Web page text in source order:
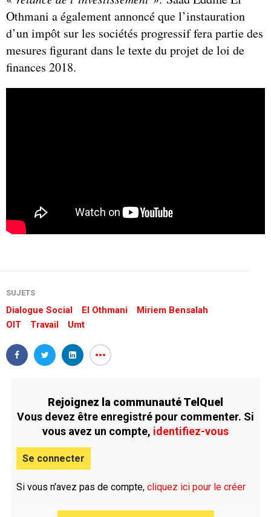
Othmani a également annoncé que l’instauration
d’un impôt sur les sociétés progressif fera partie des
mesures figurant dans le texte du projet de loi de
finances 2018.
SUJETS
Dialogue Social El Othmani
Miriem Bensalah
OIT
Travail Umt
Rejoignez la communauté TelQuel
Vous devez être enregistré pour commenter. Si
vous avez un compte, identifiez-vous
Se connecter
Si vous n'avez pas de compte, cliquez ici pour le créer